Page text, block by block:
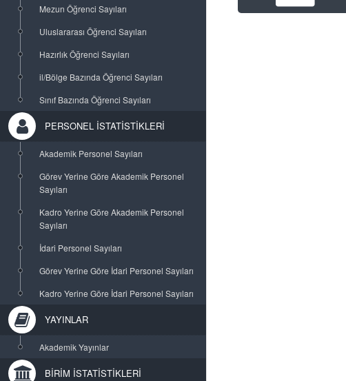
Mezun Öğrenci Sayıları
Uluslararası Öğrenci Sayıları
Hazırlık Öğrenci Sayıları
il/Bölge Bazında Öğrenci Sayıları
Sınıf Bazında Öğrenci Sayıları
PERSONEL İSTATİSTİKLERİ
Akademik Personel Sayıları
Görev Yerine Göre Akademik Personel
Sayıları
Kadro Yerine Göre Akademik Personel
Sayıları
İdari Personel Sayıları
Görev Yerine Göre İdari Personel Sayıları
Kadro Yerine Göre İdari Personel Sayıları
YAYINLAR
Akademik Yayınlar
BİRİM İSTATİSTİKLERİ